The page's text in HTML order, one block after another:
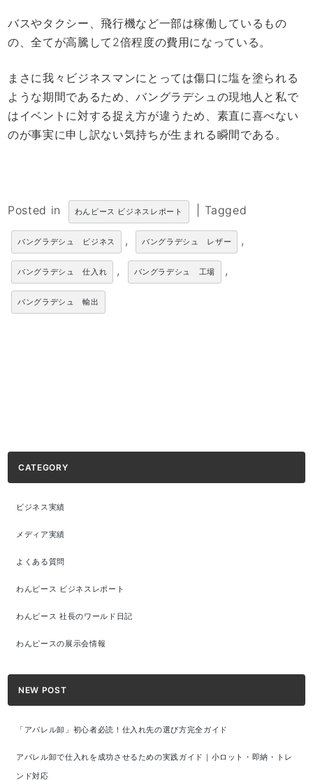
バスやタクシー、飛行機など一部は稼働しているもの
の、全てが高騰して2倍程度の費用になっている。
まさに我々ビジネスマンにとっては傷口に塩を塗られる
ような期間であるため、バングラデシュの現地人と私で
はイベントに対する捉え方が違うため、素直に喜べない
のが事実に申し訳ない気持ちが生まれる瞬間である。
Posted in わんピース ビジネスレポート Tagged
バングラデシュ ビジネス , バングラデシュ レザー ,
バングラデシュ 仕入れ , バングラデシュ 工場 ,
バングラデシュ 輸出
CATEGORY
ビジネス実績
メディア実績
よくある質問
わんピース ビジネスレポート
わんピース 社長のワールド日記
わんピースの展示会情報
NEW POST
「アパレル卸」初心者必読！仕入れ先の選び方完全ガイド
アパレル卸で仕入れを成功させるための実践ガイド｜小ロット・即納・トレ
ンド対応